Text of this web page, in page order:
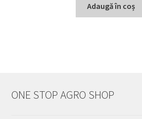
Adaugă în coș
ONE STOP AGRO SHOP